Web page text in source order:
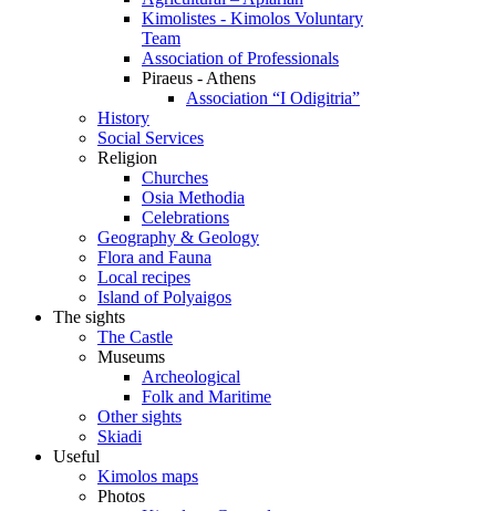
Kimolistes - Kimolos Voluntary
Team
Association of Professionals
Piraeus - Athens
Association “I Odigitria”
History
Social Services
Religion
Churches
Osia Methodia
Celebrations
Geography & Geology
Flora and Fauna
Local recipes
Island of Polyaigos
The sights
The Castle
Museums
Archeological
Folk and Maritime
Other sights
Skiadi
Useful
Kimolos maps
Photos